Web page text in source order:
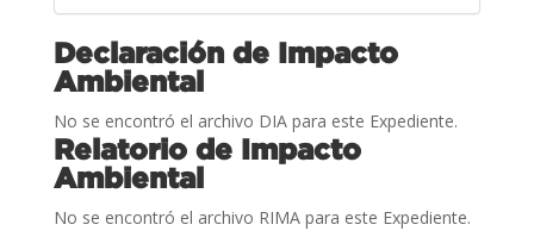
Declaración de Impacto
Ambiental
No se encontró el archivo DIA para este Expediente.
Relatorio de Impacto
Ambiental
No se encontró el archivo RIMA para este Expediente.